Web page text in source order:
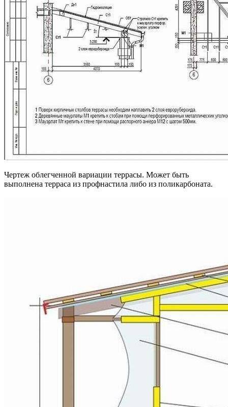
Чертеж облегченной вариации террасы. Может быть
выполнена терраса из профнастила либо из поликарбоната.